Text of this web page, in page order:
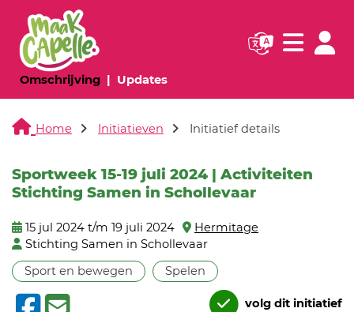
Omschrijving(huidige pagina)
Updates(huidige pagina)
Navigatie
Home Initiatieven Initiatief details
Sportweek 15-19 juli 2024 | Activiteiten
Stichting Samen in Schollevaar
15 jul 2024 t/m 19 juli 2024
Hermitage
Stichting Samen in Schollevaar
Sport en bewegen
Spelen
volg dit initiatief